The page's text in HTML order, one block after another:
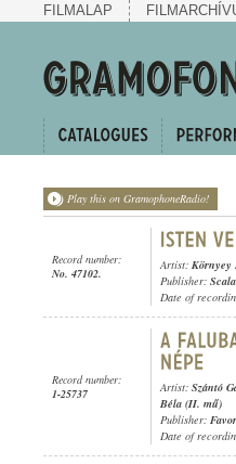
FILMALAP
Play this on GramophoneRadio!
Record number:
No. 47102.
Artist: Környey
Publisher:
Date of
Record number:
1-25737
Artist: Szántó
Béla (II. mű)
Publisher:
Date of